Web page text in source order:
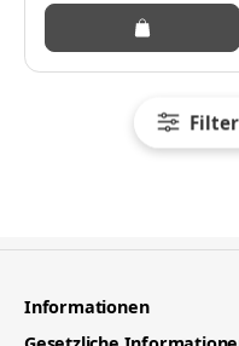
Informationen